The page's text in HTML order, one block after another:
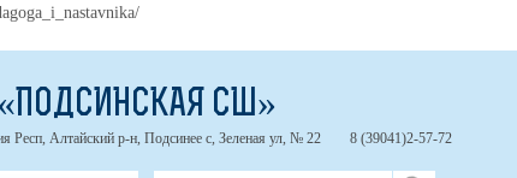
СШ»
Респ, Алтайский р-н, Подсинее с, Зеленая ул, № 22 8 (39041)2-57-72